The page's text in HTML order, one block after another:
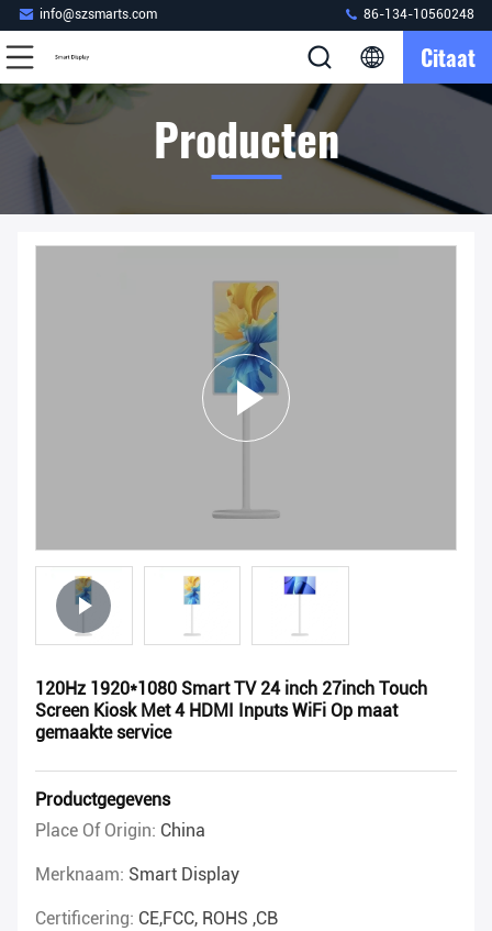
info@szsmarts.com 86-134-10560248
Citaat
Producten
120Hz 1920*1080 Smart TV 24 inch 27inch Touch
Screen Kiosk Met 4 HDMI Inputs WiFi Op maat
gemaakte service
Productgegevens
Place Of Origin: China
Merknaam: Smart Display
Certificering: CE,FCC, ROHS ,CB